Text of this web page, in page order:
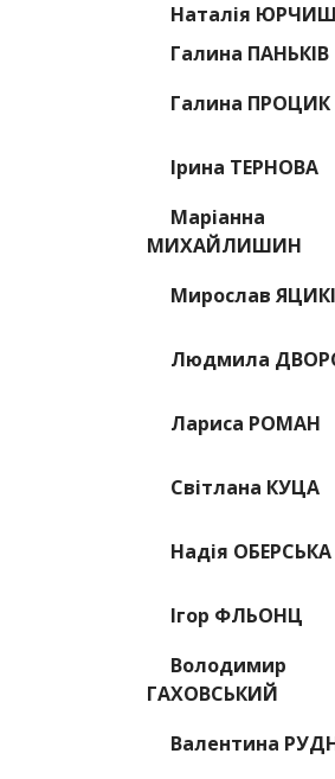
Наталія
Галина ПАНЬКІВ
Галина ПРОЦИК
Ірина ТЕРНОВА
Маріанна
МИХАЙЛИШИН
Мирослав
Людмила
Лариса РОМАН
Світлана КУЦА
Надія ОБЕРСЬКА
Ігор ФЛЬОНЦ
Володимир
ГАХОВСЬКИЙ
Валентина